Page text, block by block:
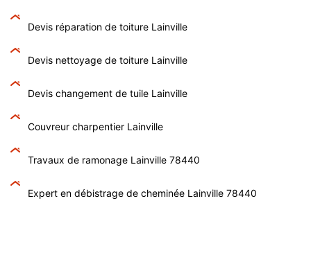
Devis réparation de toiture Lainville
Devis nettoyage de toiture Lainville
Devis changement de tuile Lainville
Couvreur charpentier Lainville
Travaux de ramonage Lainville 78440
Expert en débistrage de cheminée Lainville 78440